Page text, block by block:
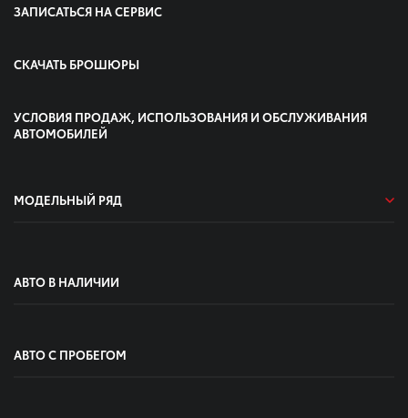
ЗАПИСАТЬСЯ НА СЕРВИС
СКАЧАТЬ БРОШЮРЫ
УСЛОВИЯ ПРОДАЖ, ИСПОЛЬЗОВАНИЯ И ОБСЛУЖИВАНИЯ
АВТОМОБИЛЕЙ
МОДЕЛЬНЫЙ РЯД
АВТО В НАЛИЧИИ
АВТО С ПРОБЕГОМ